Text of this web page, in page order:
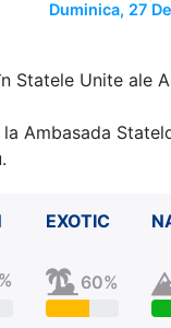
Duminica, 27
Statele Unite ale
Ambasada
EXOTIC
60%